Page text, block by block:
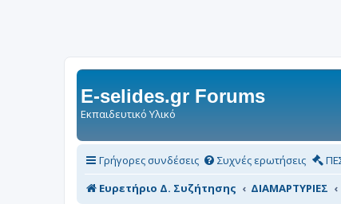
E-selides.gr Forums
Εκπαιδευτικό Υλικό
Γρήγορες συνδέσεις Συχνές ερωτήσεις
Ευρετήριο Δ. Συζήτησης
ΔΙΑΜΑΡΤΥΡΙΕΣ